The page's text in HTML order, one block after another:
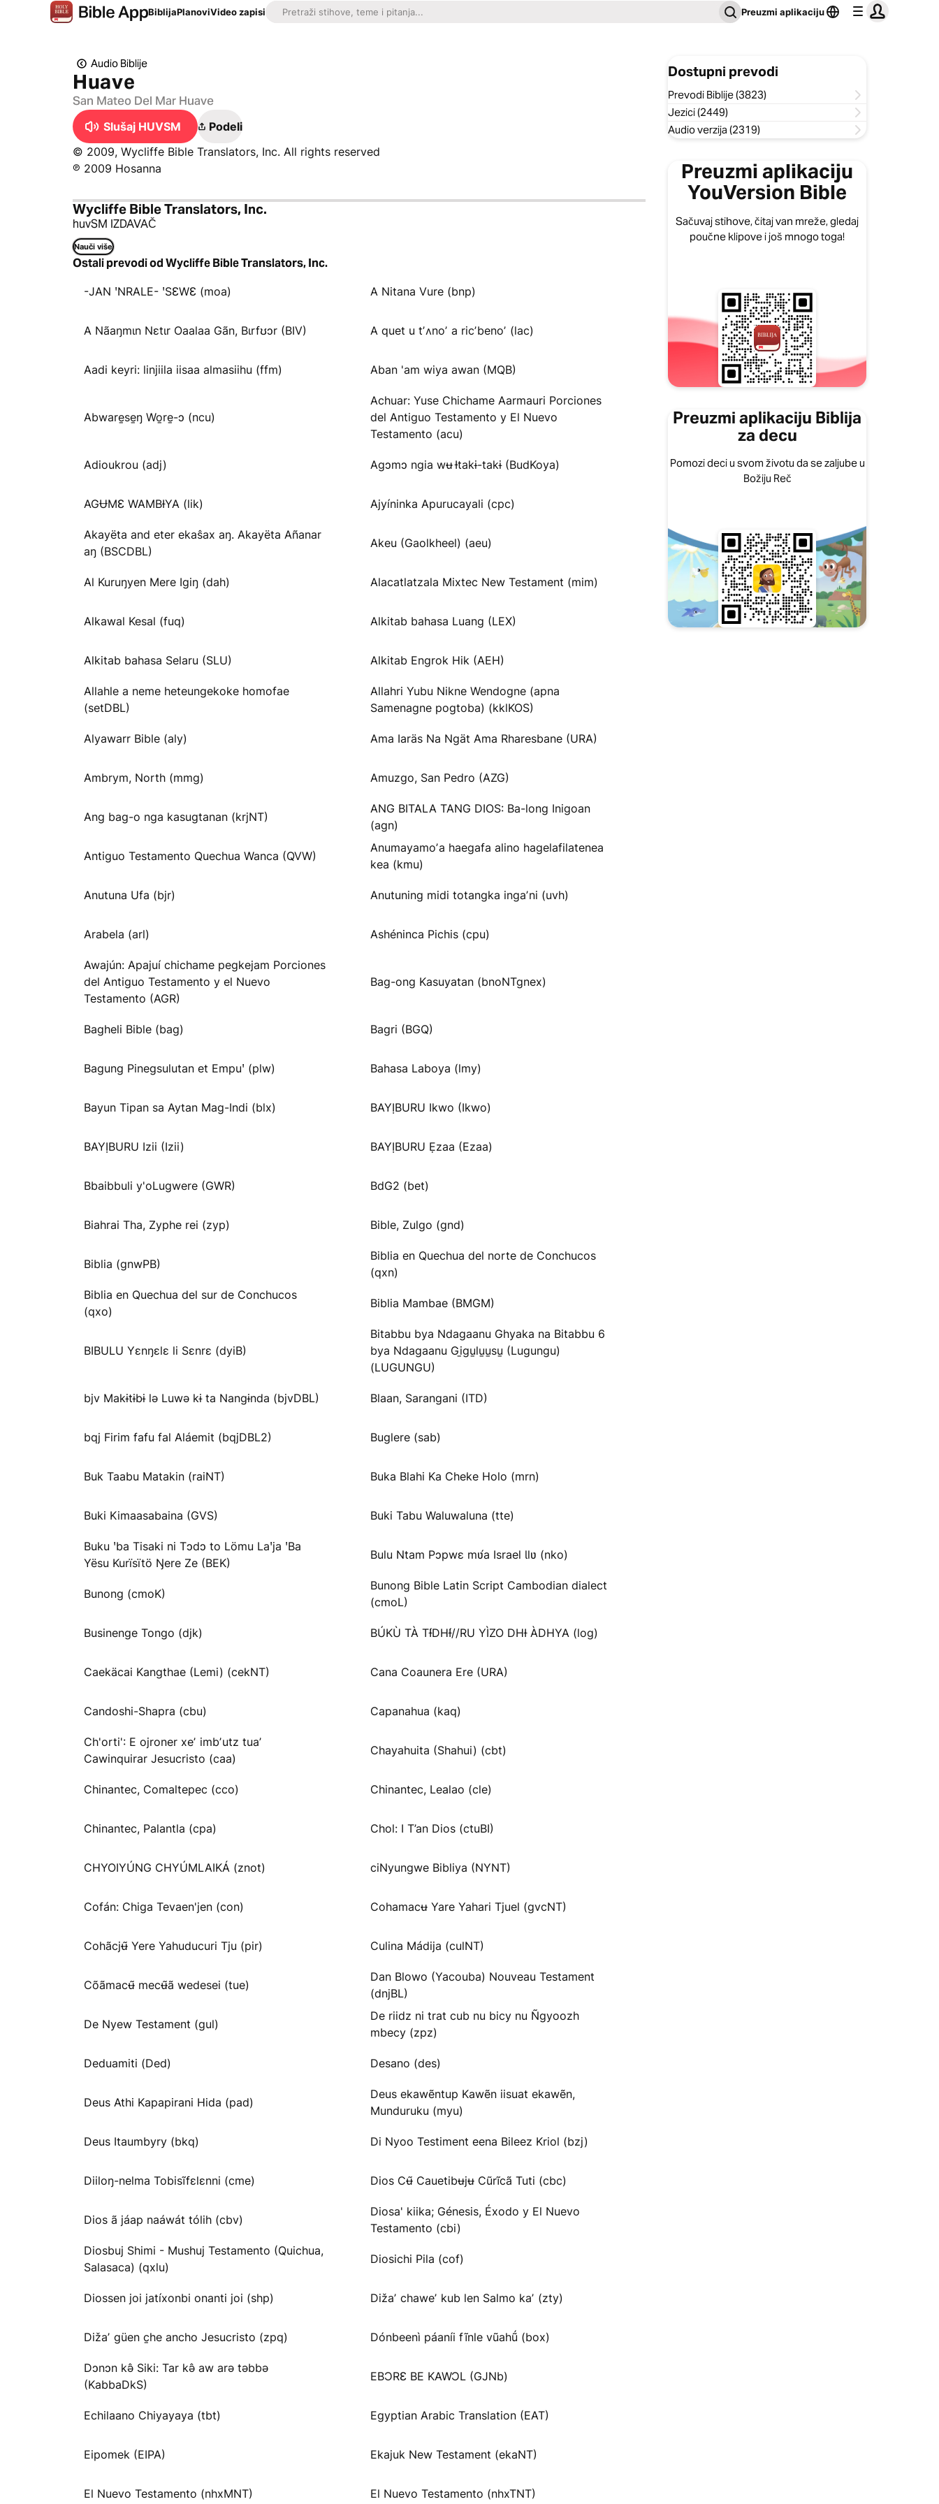
BiblijaPlanoviVideo zapisi Preuzmi aplikaciju
Audio Biblije
Huave
San Mateo Del Mar Huave
Slušaj HUVSM
Podeli
© 2009, Wycliffe Bible Translators, Inc. All rights reserved
℗ 2009 Hosanna
Wycliffe Bible Translators, Inc.
huvSM IZDAVAČ
Nauči više
Ostali prevodi od Wycliffe Bible Translators, Inc.
-JAN ꞌNRALE- ꞌSƐWƐ (moa) A Nitana Vure (bnp)
A Nãaŋmɩn Nɛtɩr Oaalaa Gãn, Bɩrfʊɔr (BIV) A quet u tʼʌnoʼ a ricʼbenoʼ (lac)
Aadi keyri: linjiila iisaa almasiihu (ffm) Aban 'am wiya awan (MQB)
Abware̱se̱ŋ Wo̱re̱-ɔ (ncu)
Achuar: Yuse Chichame Aarmauri Porciones
del Antiguo Testamento y El Nuevo
Testamento (acu)
Adioukrou (adj) Agɔmɔ ngia wʉ Ɨtakɨ-takɨ (BudKoya)
AGɄMƐ WAMBƗYA (lik) Ajyíninka Apurucayali (cpc)
Akayëta and eter ekaŝax aŋ. Akayëta Añanar
aŋ (BSCDBL)
Akeu (Gaolkheel) (aeu)
Al Kuruŋyen Mere Igiŋ (dah) Alacatlatzala Mixtec New Testament (mim)
Alkawal Kesal (fuq) Alkitab bahasa Luang (LEX)
Alkitab bahasa Selaru (SLU) Alkitab Engrok Hik (AEH)
Allahle a neme heteungekoke homofae
(setDBL)
Allahri Yubu Nikne Wendogne (apna
Samenagne pogtoba) (kklKOS)
Alyawarr Bible (aly) Ama Iaräs Na Ngät Ama Rharesbane (URA)
Ambrym, North (mmg) Amuzgo, San Pedro (AZG)
Ang bag-o nga kasugtanan (krjNT)
ANG BITALA TANG DIOS: Ba-long Inigoan
(agn)
Antiguo Testamento Quechua Wanca (QVW)
Anumayamoʼa haegafa alino hagelafilatenea
kea (kmu)
Anutuna Ufa (bjr) Anutuning midi totangka ingaʼni (uvh)
Arabela (arl) Ashéninca Pichis (cpu)
Awajún: Apajuí chichame pegkejam Porciones
del Antiguo Testamento y el Nuevo
Testamento (AGR)
Bag-ong Kasuyatan (bnoNTgnex)
Bagheli Bible (bag) Bagri (BGQ)
Bagung Pinegsulutan et Empuꞌ (plw) Bahasa Laboya (lmy)
Bayun Tipan sa Aytan Mag-Indi (blx) BAYỊBURU Ikwo (Ikwo)
BAYỊBURU Izii (Izii) BAYỊBURU Ẹzaa (Ezaa)
Bbaibbuli y'oLugwere (GWR) BdG2 (bet)
Biahrai Tha, Zyphe rei (zyp) Bible, Zulgo (gnd)
Biblia (gnwPB)
Biblia en Quechua del norte de Conchucos
(qxn)
Biblia en Quechua del sur de Conchucos
(qxo)
Biblia Mambae (BMGM)
BIBULU Yɛnŋɛlɛ li Sɛnrɛ (dyiB)
Bitabbu bya Ndagaanu Ghyaka na Bitabbu 6
bya Ndagaanu Gi̱gu̱lu̱u̱su̱ (Lugungu)
(LUGUNGU)
bjv Makɨtɨbɨ lə Luwə kɨ ta Nangɨnda (bjvDBL) Blaan, Sarangani (ITD)
bqj Firim fafu fal Aláemit (bqjDBL2) Buglere (sab)
Buk Taabu Matakin (raiNT) Buka Blahi Ka Cheke Holo (mrn)
Buki Kimaasabaina (GVS) Buki Tabu Waluwaluna (tte)
Buku ꞌba Tisaki ni Tɔdɔ to Lömu Laꞌja ꞌBa
Yësu Kurïsïtö Ŋere Ze (BEK)
Bulu Ntam Pɔpwɛ mʋ́a Israel Ɩlʋ (nko)
Bunong (cmoK)
Bunong Bible Latin Script Cambodian dialect
(cmoL)
Businenge Tongo (djk) BÚKÙ TÀ TƗ́DHƗ́//RU YÌZO DHƗ ÀDHYA (log)
Caekäcai Kangthae (Lemi) (cekNT) Cana Coaunera Ere (URA)
Candoshi-Shapra (cbu) Capanahua (kaq)
Ch'orti': E ojroner xeʼ imbʼutz tuaʼ
Cawinquirar Jesucristo (caa)
Chayahuita (Shahui) (cbt)
Chinantec, Comaltepec (cco) Chinantec, Lealao (cle)
Chinantec, Palantla (cpa) Chol: I T’an Dios (ctuBI)
CHYOIYÚNG CHYÚMLAIKÁ (znot) ciNyungwe Bibliya (NYNT)
Cofán: Chiga Tevaen'jen (con) Cohamacʉ Yare Yahari Tjuel (gvcNT)
Cohãcjʉ̃ Yere Yahuducuri Tju (pir) Culina Mádija (culNT)
Cõãmacʉ̃ mecʉ̃ã wedesei (tue)
Dan Blowo (Yacouba) Nouveau Testament
(dnjBL)
De Nyew Testament (gul)
De riidz ni trat cub nu bicy nu Ñgyoozh
mbecy (zpz)
Deduamiti (Ded) Desano (des)
Deus Athi Kapapirani Hida (pad)
Deus ekawẽntup Kawẽn iisuat ekawẽn,
Munduruku (myu)
Deus Itaumbyry (bkq) Di Nyoo Testiment eena Bileez Kriol (bzj)
Diiloŋ-nelma Tobisĩfɛlɛnni (cme) Dios Cʉ̃ Cauetibʉjʉ Cũrĩcã Tuti (cbc)
Dios ã jáap naáwát tólih (cbv)
Diosa' kiika; Génesis, Éxodo y El Nuevo
Testamento (cbi)
Diosbuj Shimi - Mushuj Testamento (Quichua,
Salasaca) (qxlu)
Diosichi Pila (cof)
Diossen joi jatíxonbi onanti joi (shp) Dižaʼ chaweʼ kub len Salmo kaʼ (zty)
Dižaʼ güen c̱he ancho Jesucristo (zpq) Dónbeenì páaníi fĩnle vũahṹ (box)
Dɔnɔn kə̂ Siki: Tar kə̂ aw arə təbbə
(KabbaDkS)
EBƆRƐ BE KAWƆL (GJNb)
Echilaano Chiyayaya (tbt) Egyptian Arabic Translation (EAT)
Eipomek (EIPA) Ekajuk New Testament (ekaNT)
El Nuevo Testamento (nhxMNT) El Nuevo Testamento (nhxTNT)
Dostupni prevodi
Prevodi Biblije (3823)
Jezici (2449)
Audio verzija (2319)
Preuzmi aplikaciju
YouVersion Bible
Sačuvaj stihove, čitaj van mreže, gledaj
poučne klipove i još mnogo toga!
Preuzmi aplikaciju Biblija
za decu
Pomozi deci u svom životu da se zaljube u
Božiju Reč